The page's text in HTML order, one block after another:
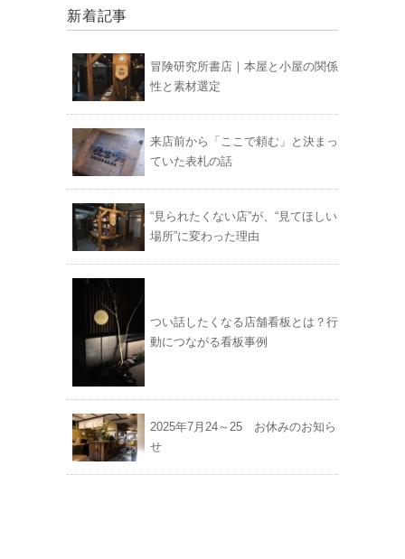
新着記事
冒険研究所書店｜本屋と小屋の関係
性と素材選定
来店前から「ここで頼む」と決まっ
ていた表札の話
“見られたくない店”が、“見てほしい
場所”に変わった理由
つい話したくなる店舗看板とは？行
動につながる看板事例
2025年7月24～25 お休みのお知ら
せ